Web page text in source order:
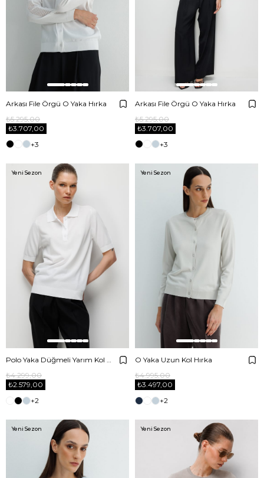
Arkası File Örgü O Yaka Hırka
₺3.707,00
₺5.295,00
+3
Arkası File Örgü O Yaka Hırka
₺3.707,00
₺5.295,00
+3
Polo Yaka Düğmeli Yarım Kol Triko
₺2.579,00
₺4.299,00
+2
Yeni Sezon
O Yaka Uzun Kol Hırka
₺3.497,00
₺4.995,00
+2
Yeni Sezon
Yeni Sezon Yeni Sezon